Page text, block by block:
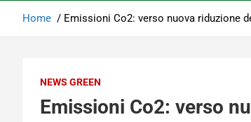
Home Emissioni Co2: verso nuova riduzione
NEWS GREEN
Emissioni Co2: verso